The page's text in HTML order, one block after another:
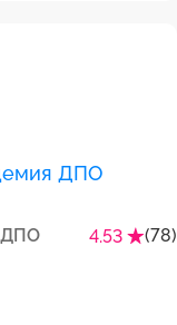
ДПО 4.53
(78)